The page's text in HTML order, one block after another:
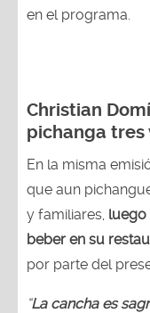
en el programa.
Christian
pichanga tres
En la misma
que aun
y familiares, luego
beber en su
por parte del
“La cancha es